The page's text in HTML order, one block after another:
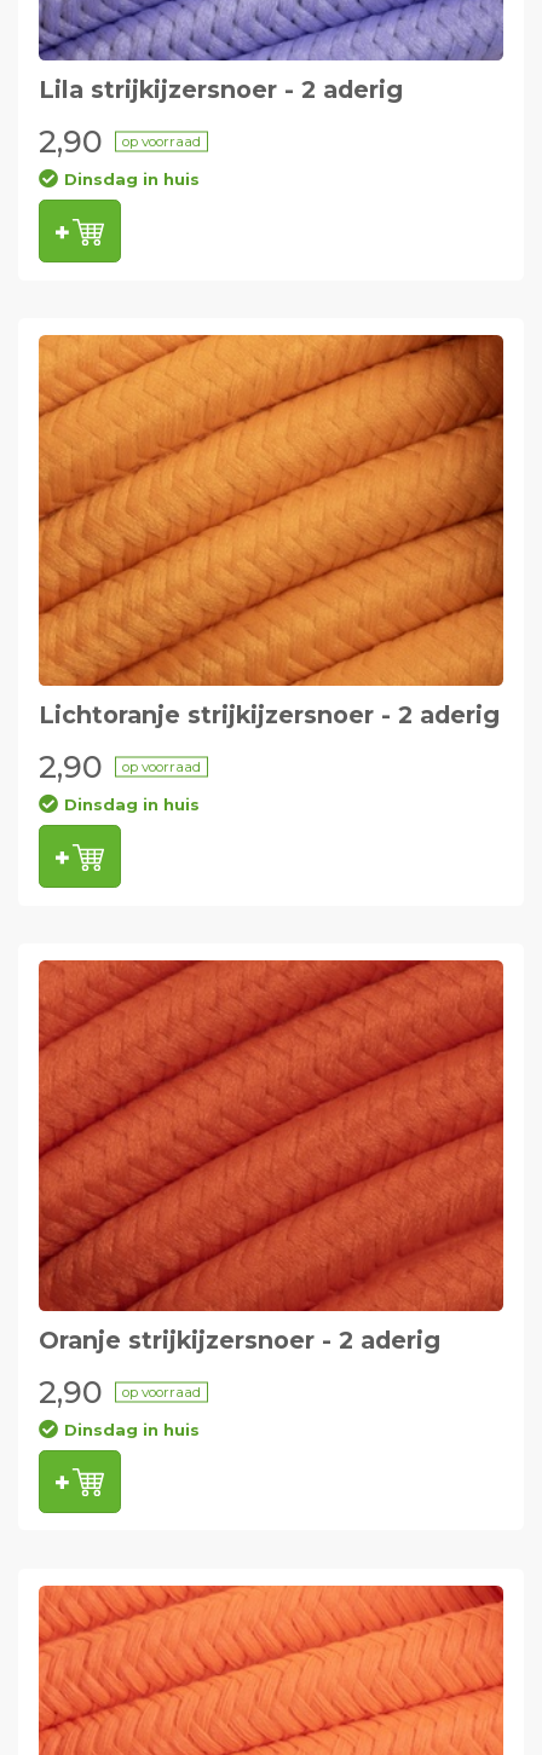
Lila strijkijzersnoer - 2 aderig
2,90 op voorraad
Dinsdag in huis
Lichtoranje strijkijzersnoer - 2 aderig
2,90 op voorraad
Dinsdag in huis
Oranje strijkijzersnoer - 2 aderig
2,90 op voorraad
Dinsdag in huis